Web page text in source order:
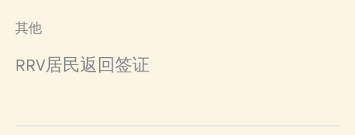
其他
RRV居民返回签证